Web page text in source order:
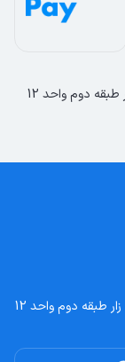
طبقه دوم واحد 12
دوم واحد 12